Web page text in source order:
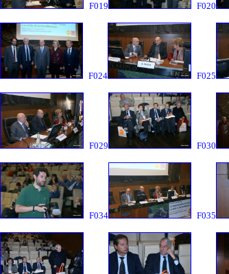
F019 F020
F024 F025
F029 F030
F034 F035